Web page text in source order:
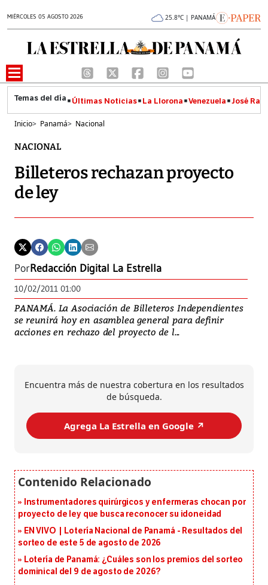
MIÉRCOLES 05 AGOSTO 2026 25.8°C | PANAMÁ
Últimas Noticias La Llorona Venezuela José
Inicio> Panamá> Nacional
NACIONAL
Billeteros rechazan proyecto
de ley
PorRedacción Digital La Estrella
10/02/2011 01:00
PANAMÁ. La Asociación de Billeteros Independientes
se reunirá hoy en asamblea general para definir
acciones en rechazo del proyecto de l...
Encuentra más de nuestra cobertura en los resultados
de búsqueda.
Agrega La Estrella en Google ↗️
Instrumentadores quirúrgicos y enfermeras chocan por
proyecto de ley que busca reconocer su idoneidad
EN VIVO | Lotería Nacional de Panamá - Resultados del
sorteo de este 5 de agosto de 2026
Lotería de Panamá: ¿Cuáles son los premios del sorteo
dominical del 9 de agosto de 2026?